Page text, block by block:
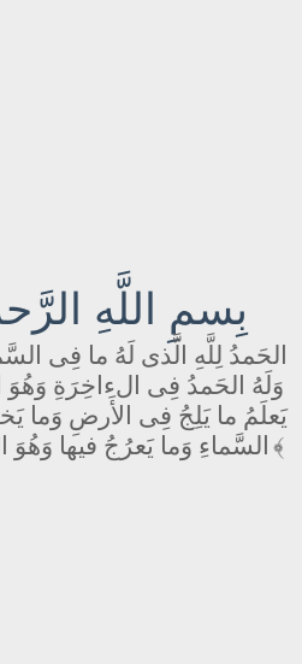
بِسمِ اللَّهِ
الحَمدُ لِلَّهِ الَّذى لَهُ ما فِى
وَلَهُ الحَمدُ فِى الءاخِرَةِ وَهُوَ
يَعلَمُ ما يَلِجُ فِى الأَرضِ وَما
السَّماءِ وَما يَعرُجُ فيها وَهُوَ ﴿2﴾